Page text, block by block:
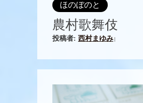
ほのぼのと
農村歌舞伎
投稿者: 西村まゆみ